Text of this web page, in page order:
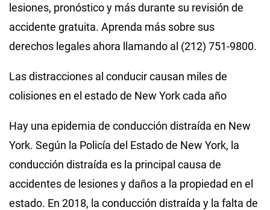
lesiones, pronóstico y más durante su revisión de
accidente gratuita. Aprenda más sobre sus
derechos legales ahora llamando al (212) 751-9800.
Las distracciones al conducir causan miles de
colisiones en el estado de New York cada año
Hay una epidemia de conducción distraída en New
York. Según la Policía del Estado de New York, la
conducción distraída es la principal causa de
accidentes de lesiones y daños a la propiedad en el
estado. En 2018, la conducción distraída y la falta de